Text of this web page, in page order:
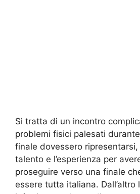
Si tratta di un incontro
problemi fisici palesati
finale dovessero
talento e l’esperienza per
proseguire verso una finale
essere tutta italiana.